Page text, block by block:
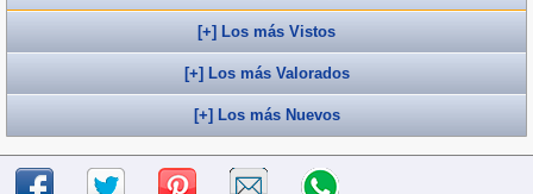
[+] Los más Vistos
[+] Los más Valorados
[+] Los más Nuevos